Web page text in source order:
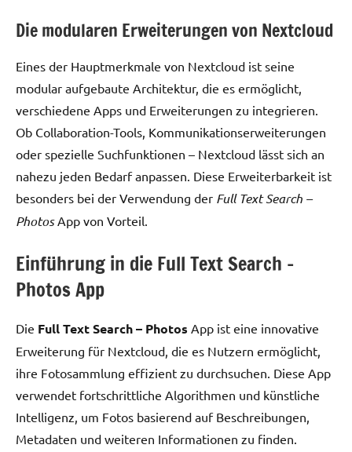
Die modularen Erweiterungen von Nextcloud
Eines der Hauptmerkmale von Nextcloud ist seine
modular aufgebaute Architektur, die es ermöglicht,
verschiedene Apps und Erweiterungen zu integrieren.
Ob Collaboration-Tools, Kommunikationserweiterungen
oder spezielle Suchfunktionen – Nextcloud lässt sich an
nahezu jeden Bedarf anpassen. Diese Erweiterbarkeit ist
besonders bei der Verwendung der Full Text Search –
PhotosApp von Vorteil.
Einführung in die Full Text Search –
Photos App
Die Full Text Search – Photos App ist eine innovative
Erweiterung für Nextcloud, die es Nutzern ermöglicht,
ihre Fotosammlung effizient zu durchsuchen. Diese App
verwendet fortschrittliche Algorithmen und künstliche
Intelligenz, um Fotos basierend auf Beschreibungen,
Metadaten und weiteren Informationen zu finden.